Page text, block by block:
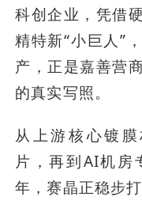
科创企业，凭借
精特新“小巨人”
产，正是嘉善营
的真实写照。
从上游核心镀
片，再到AI机房
年，赛晶正稳步